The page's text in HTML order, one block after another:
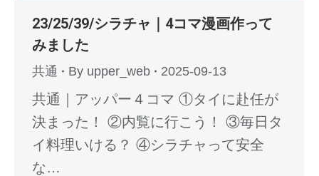
23/25/39/シラチャ｜4コマ漫画作って
みました
共通 By upper_web 2025-09-13
共通｜アッパー４コマ ①タイに赴任が
決まった！ ②内覧に行こう！ ③毎日タ
イ料理いける？ ④シラチャって安全
な…